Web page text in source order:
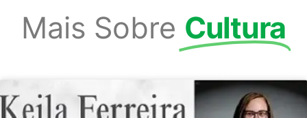
Mais Sobre Cultura